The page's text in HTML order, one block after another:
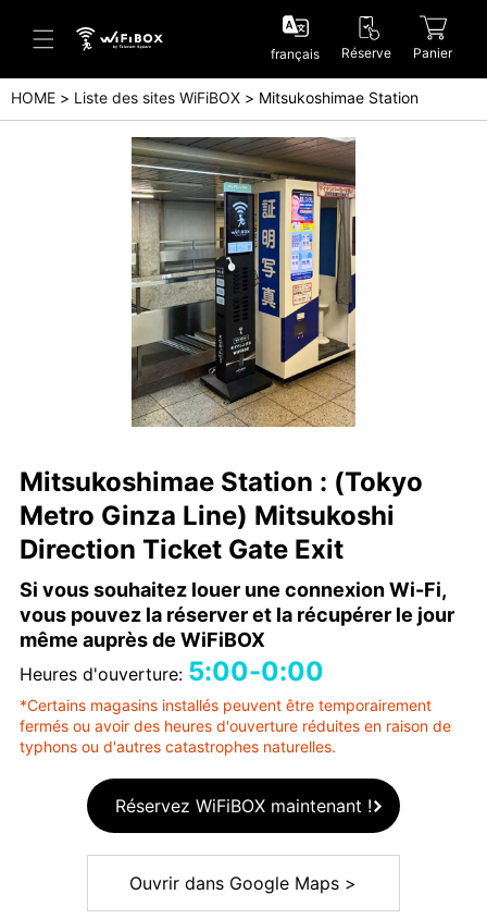
Aide/Contactez-nous
Centre d'aide (Japanese)
Centre d'aide (English)
Enquête (Japanese)
Enquête (English)
français Réserve Panier
HOME Liste des sites WiFiBOX Mitsukoshimae Station
Mitsukoshimae Station : (Tokyo
Metro Ginza Line) Mitsukoshi
Direction Ticket Gate Exit
Si vous souhaitez louer une connexion Wi-Fi,
vous pouvez la réserver et la récupérer le jour
même auprès de WiFiBOX
Heures d'ouverture: 5:00-0:00
*Certains magasins installés peuvent être temporairement
fermés ou avoir des heures d'ouverture réduites en raison de
typhons ou d'autres catastrophes naturelles.
Réservez WiFiBOX maintenant !
Ouvrir dans Google Maps >